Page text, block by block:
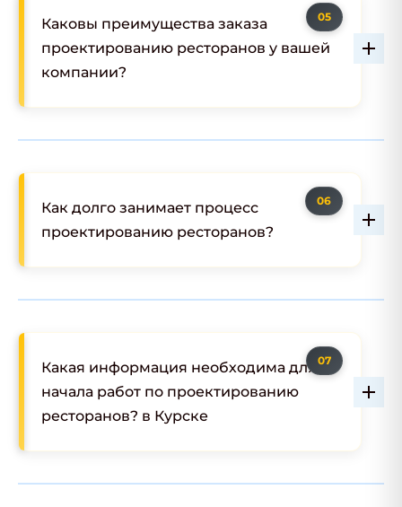
Каковы преимущества заказа
проектированию ресторанов у вашей
компании?
Как долго занимает процесс
проектированию ресторанов?
Какая информация необходима для
начала работ по проектированию
ресторанов? в Курске